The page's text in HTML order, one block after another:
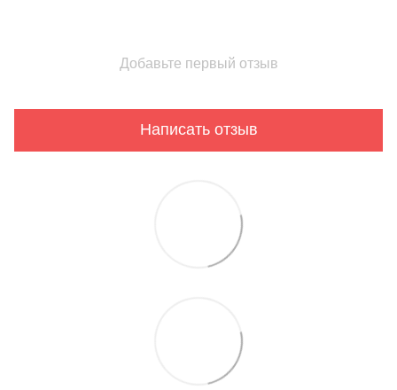
Добавьте первый отзыв
Написать отзыв